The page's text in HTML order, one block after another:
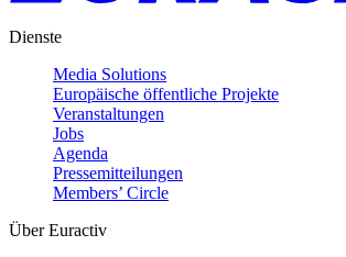
Dienste
Media Solutions
Europäische öffentliche Projekte
Veranstaltungen
Jobs
Agenda
Pressemitteilungen
Members’ Circle
Über Euractiv